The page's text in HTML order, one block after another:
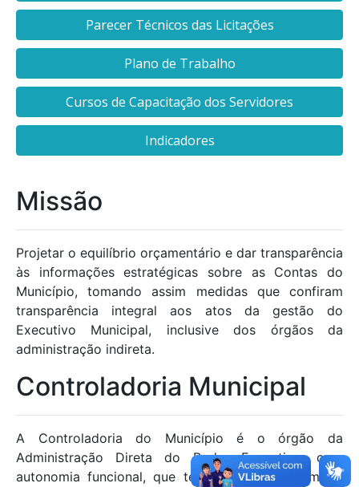
Parecer Técnicos das Licitações
Plano de Trabalho
Cursos de Capacitação dos Servidores
Indicadores
Missão
Projetar o equilíbrio orçamentário e dar transparência
às informações estratégicas sobre as Contas do
Município, tomando assim medidas que confiram
transparência integral aos atos da gestão do
Executivo Municipal, inclusive dos órgãos da
administração indireta.
Controladoria Municipal
A Controladoria do Município é o órgão da
Administração Direta do Poder Executivo, com
autonomia funcional, que tem por finalidade maior